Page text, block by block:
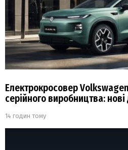
Електрокросовер
серійного виробництва: нові
14 годин тому